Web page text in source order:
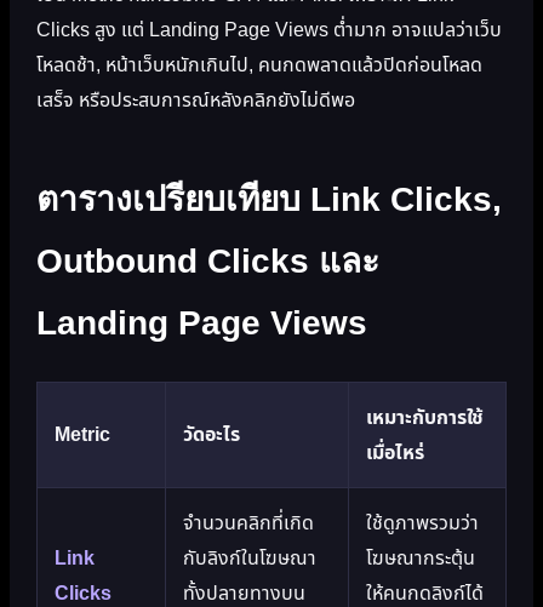
Clicks สูง แต่ Landing Page Views ต่ำมาก อาจแปลว่าเว็บ
โหลดช้า, หน้าเว็บหนักเกินไป, คนกดพลาดแล้วปิดก่อนโหลด
เสร็จ หรือประสบการณ์หลังคลิกยังไม่ดีพอ
ตารางเปรียบเทียบ Link Clicks,
Outbound Clicks และ
Landing Page Views
Metric วัดอะไร
เหมาะกับการใช้
เมื่อไหร่
Link
Clicks
จำนวนคลิกที่เกิด
กับลิงก์ในโฆษณา
ทั้งปลายทางบน
ใช้ดูภาพรวมว่า
โฆษณากระตุ้น
ให้คนกดลิงก์ได้